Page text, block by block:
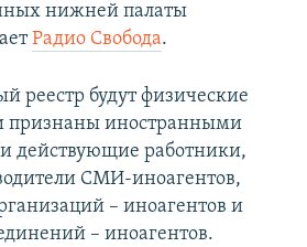
нижней палаты
Радио Свобода.
реестр будут физические
признаны иностранными
действующие работники,
СМИ-иноагентов,
– иноагентов и
– иноагентов.